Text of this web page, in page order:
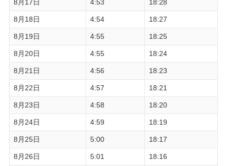
8月17日 4:53 18:28
8月18日 4:54 18:27
8月19日 4:55 18:25
8月20日 4:55 18:24
8月21日 4:56 18:23
8月22日 4:57 18:21
8月23日 4:58 18:20
8月24日 4:59 18:19
8月25日 5:00 18:17
8月26日 5:01 18:16